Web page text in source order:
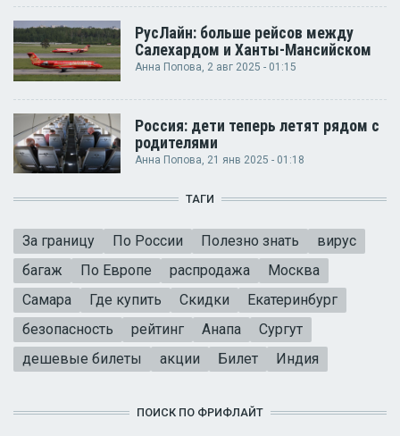
РусЛайн: больше рейсов между
Салехардом и Ханты-Мансийском
Анна Попова, 2 авг 2025 - 01:15
Россия: дети теперь летят рядом с
родителями
Анна Попова , 21 янв 2025 - 01:18
ТАГИ
За границу По России Полезно знать
вирус
багаж
По Европе распродажа
Москва
Самара
Где купить Скидки
Екатеринбург
безопасность
рейтинг Анапа
Сургут
дешевые билеты
акции Билет Индия
ПОИСК ПО ФРИФЛАЙТ